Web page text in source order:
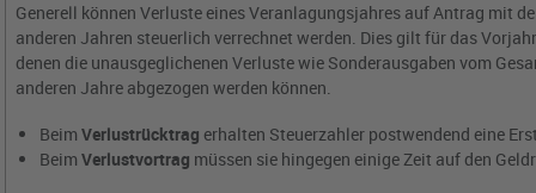
Generell können Verluste eines Veranlagungsjahres auf Antrag mit
anderen Jahren steuerlich verrechnet werden. Dies gilt für das
denen die unausgeglichenen Verluste wie Sonderausgaben vom
anderen Jahre abgezogen werden können.
BeimVerlustrücktrag erhalten Steuerzahler postwendend eine
BeimVerlustvortrag müssen sie hingegen einige Zeit auf den